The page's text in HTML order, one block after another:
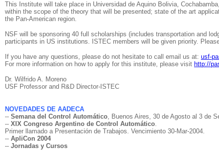
This Institute will take place in Universidad de Aquino Bolivia,
within the scope of the theory that will be presented; state of the art
the Pan-American region.
NSF will be sponsoring 40 full scholarships (includes transportation and
participants in US institutions. ISTEC members will be given priority.
If you have any questions, please do not hesitate to call email us at: usf-
For more information on how to apply for this institute, please visit http://
Dr. Wilfrido A. Moreno
USF Professor and R&D Director-ISTEC
NOVEDADES DE AADECA
-- Semana del Control Automático, Buenos Aires, 30 de Agosto al 3 de
-- XIX Congreso Argentino de Control Automático.
Primer llamado a Presentación de Trabajos. Vencimiento 30-Mar-2004.
-- ApliCon 2004
-- Jornadas y Cursos